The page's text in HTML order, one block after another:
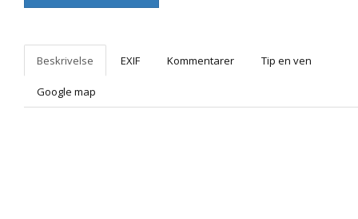
Beskrivelse EXIF Kommentarer Tip en ven
Google map